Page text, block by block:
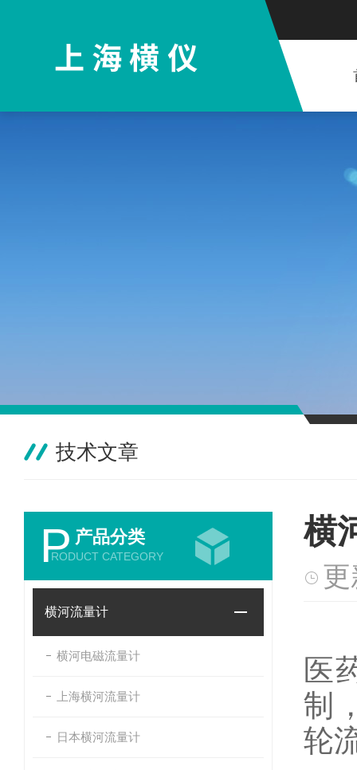
技术文章
P 产品分类
RODUCT CATEGORY
横河流量计
横河电磁流量计
上海横河流量计
日本横河流量计
横
医
制
轮